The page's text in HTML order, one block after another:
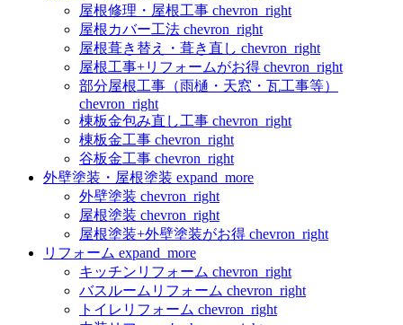
屋根修理・屋根工事 chevron_right
屋根カバー工法 chevron_right
屋根葺き替え・葺き直し chevron_right
屋根工事+リフォームがお得 chevron_right
部分屋根工事（雨樋・天窓・瓦工事等）
chevron_right
棟板金包み直し工事 chevron_right
棟板金工事 chevron_right
谷板金工事 chevron_right
外壁塗装・屋根塗装 expand_more
外壁塗装 chevron_right
屋根塗装 chevron_right
屋根塗装+外壁塗装がお得 chevron_right
リフォーム expand_more
キッチンリフォーム chevron_right
バスルームリフォーム chevron_right
トイレリフォーム chevron_right